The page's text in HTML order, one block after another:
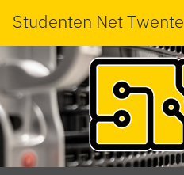
Studenten Net Twente